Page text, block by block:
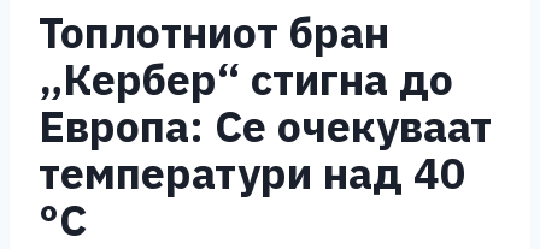
Топлотниот бран
„Кербер“ стигна до
Европа: Се очекуваат
температури над 40
°C